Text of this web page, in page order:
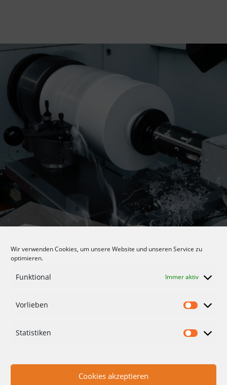
Wir verwenden Cookies, um unsere Website und unseren Service zu
optimieren.
Funktional Immer aktiv
Vorlieben
Statistiken
Cookies akzeptieren
AGB
HINWEISGEBERSCHUTZGESETZ